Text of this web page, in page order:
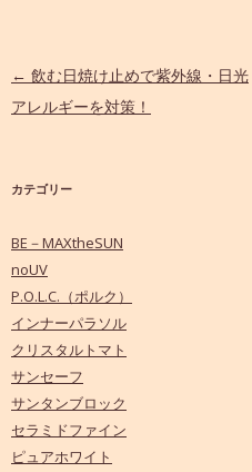
投稿ナビゲーション
← 飲む日焼け止めで紫外線・日光
アレルギーを対策！
カテゴリー
BE－MAXtheSUN
noUV
P.O.L.C.（ポルク）
インナーパラソル
クリスタルトマト
サンセーフ
サンタンブロック
セラミドファイン
ピュアホワイト